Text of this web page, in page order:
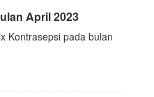
April 2023
Kontrasepsi pada bulan